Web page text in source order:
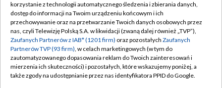
TVP
Abonament TVP
Emisja w TVP
Centrum informacji TVP
Naziemna Telewizja Cyfrowa
Regulamin TVP
Polityka prywatności
Moje zgody
Pomoc
korzystanie z technologii automatycznego śledzenia i zbierania danych,
dostęp do informacji na Twoim urządzeniu końcowym i ich
przechowywanie oraz na przetwarzanie Twoich danych osobowych przez
nas, czyli Telewizję Polską S.A. w likwidacji (zwaną dalej również „TVP”),
Zaufanych Partnerów z IAB* (1201 firm) oraz pozostałych Zaufanych
Partnerów TVP (93 firm), w celach marketingowych (w tym do
zautomatyzowanego dopasowania reklam do Twoich zainteresowań i
mierzenia ich skuteczności) i pozostałych, które wskazujemy poniżej, a
także zgody na udostępnianie przez nas identyfikatora PPID do Google.